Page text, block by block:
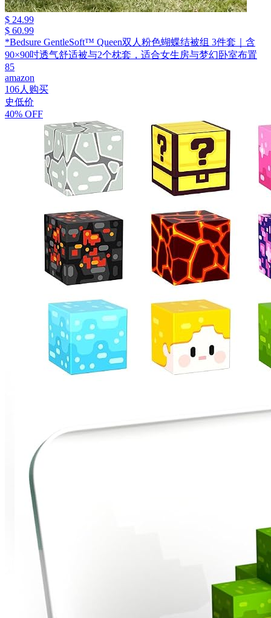
$ 24.99
$ 60.99
*Bedsure GentleSoft™ Queen双人粉色蝴蝶结被组 3件套｜含
90×90吋透气舒适被与2个枕套，适合女生房与梦幻卧室布置
85
amazon
106人购买
史低价
40% OFF